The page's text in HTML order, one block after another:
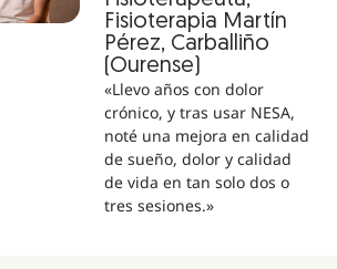
Fisioterapia Martín
Pérez, Carballiño
(Ourense)
«Llevo años con dolor
crónico, y tras usar NESA,
noté una mejora en calidad
de sueño, dolor y calidad
de vida en tan solo dos o
tres sesiones.»